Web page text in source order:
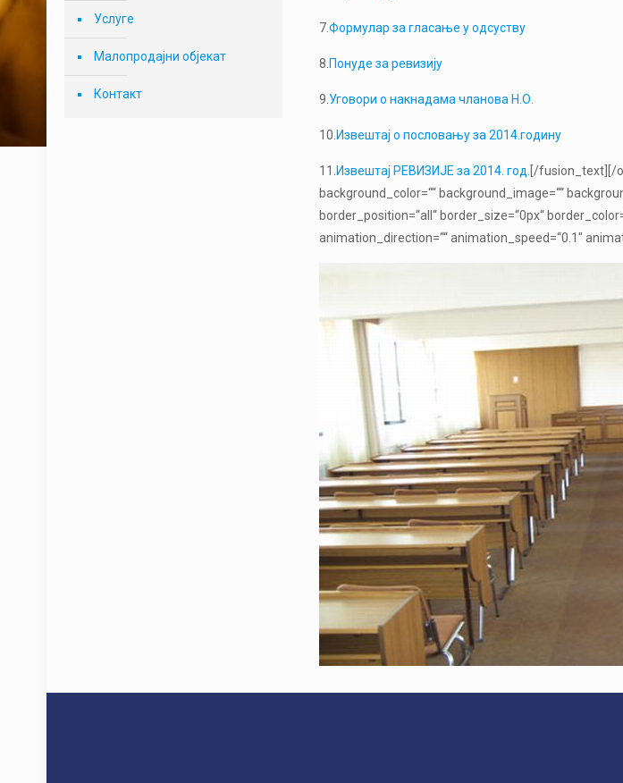
7.Формулар за гласање у одсуству
8. Понуде за ревизију
9. Уговори о накнадама чланова Н.О.
10. Извештај о пословању за 2014.годину
11. Извештај РЕВИЗИЈЕ за 2014. год. [/fusion_text][/
background_color=““ background_image=““
border_position=“all“ border_size=“0px“
animation_direction=““ animation_speed=“0.1″
Услуге
Малопродајни објекат
Контакт